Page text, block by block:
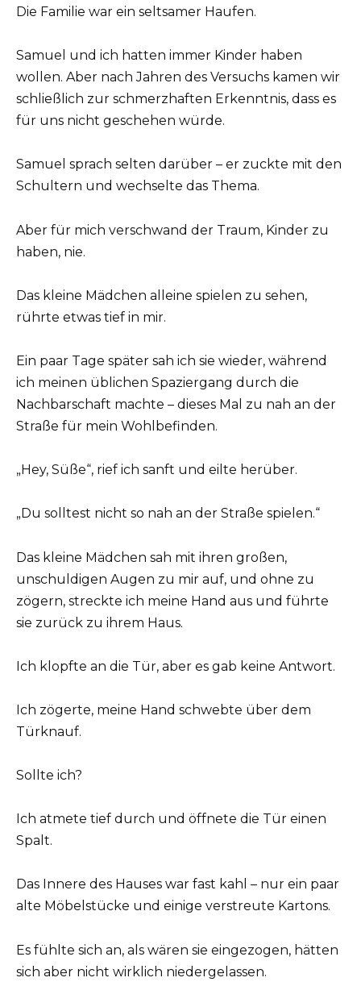
Die Familie war ein seltsamer Haufen.
Samuel und ich hatten immer Kinder haben
wollen. Aber nach Jahren des Versuchs kamen wir
schließlich zur schmerzhaften Erkenntnis, dass es
für uns nicht geschehen würde.
Samuel sprach selten darüber – er zuckte mit den
Schultern und wechselte das Thema.
Aber für mich verschwand der Traum, Kinder zu
haben, nie.
Das kleine Mädchen alleine spielen zu sehen,
rührte etwas tief in mir.
Ein paar Tage später sah ich sie wieder, während
ich meinen üblichen Spaziergang durch die
Nachbarschaft machte – dieses Mal zu nah an der
Straße für mein Wohlbefinden.
„Hey, Süße“, rief ich sanft und eilte herüber.
„Du solltest nicht so nah an der Straße spielen.“
Das kleine Mädchen sah mit ihren großen,
unschuldigen Augen zu mir auf, und ohne zu
zögern, streckte ich meine Hand aus und führte
sie zurück zu ihrem Haus.
Ich klopfte an die Tür, aber es gab keine Antwort.
Ich zögerte, meine Hand schwebte über dem
Türknauf.
Sollte ich?
Ich atmete tief durch und öffnete die Tür einen
Spalt.
Das Innere des Hauses war fast kahl – nur ein paar
alte Möbelstücke und einige verstreute Kartons.
Es fühlte sich an, als wären sie eingezogen, hätten
sich aber nicht wirklich niedergelassen.